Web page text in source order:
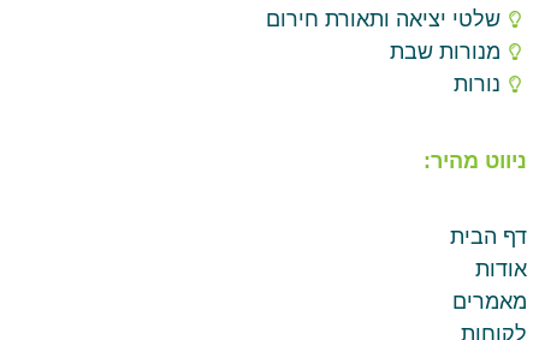
שלטי יציאה ותאורת חירום
מנורות שבת
נורות
ניווט מהיר:
דף הבית
אודות
מאמרים
לקוחות